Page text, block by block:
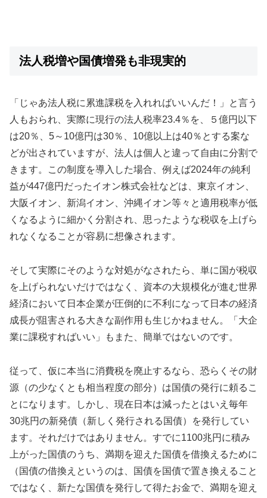
法人税増や国債増発も非現実的
「じゃあ法人税に累進課税を入れればいいんだ！」と言う
人もおられ、実際に現行の法人税率23.4％を、５億円以下
は20％、5～10億円は30％、10億以上は40％とする案な
どが出されていますが、法人は個人と違って自由に分割で
きます。この制度を導入した場合、例えば2024年の純利
益が447億円だったイオン株式会社などは、東京イオン、
大阪イオン、新潟イオン、沖縄イオン等々と適用税率が低
くなるように細かく分割され、思ったような税収を上げら
れなくなることが容易に想像されます。
そして実際にそのような対処がなされたら、単に国が税収
を上げられないだけではなく、資本の大規模化が進む世界
経済において日本企業が圧倒的に不利になって日本の経済
成長が阻害される大きな副作用も生じかねません。「大企
業に課税すればいい」もまた、簡単ではないのです。
従って、仮に本当に消費税を廃止するなら、恐らくその財
源（の少なくとも相当程度の部分）は国債の発行に頼るこ
とになります。しかし、現在日本は減ったとはいえ毎年
30兆円の新発債（新しく発行される国債）を発行してい
ます。それだけではありません。すでに1100兆円に積み
上がった国債のうち、満期を迎えた国債を借換えるために
（国債の借換えというのは、国債を国債で置き換えること
ではなく、新たな国債を発行して得たお金で、満期を迎え